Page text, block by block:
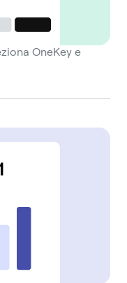
OneKey e